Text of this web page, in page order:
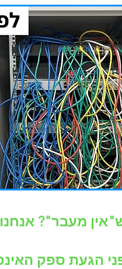
מעבר"?
הגעת ספק